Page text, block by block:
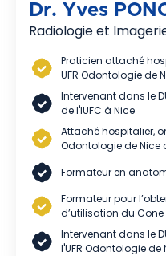
Dr. Yves
Radiologie et
Praticien attaché
UFR Odontologie de
Intervenant dans le
de l'IUFC à Nice
Attaché hospitalier,
Odontologie de Nice
Formateur en
Formateur pour
d’utilisation du Cone
Intervenant dans le
l'UFR Odontologie de